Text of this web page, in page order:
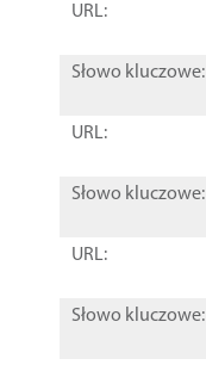
URL:
Słowo kluczowe:
URL:
Słowo kluczowe:
URL:
Słowo kluczowe: